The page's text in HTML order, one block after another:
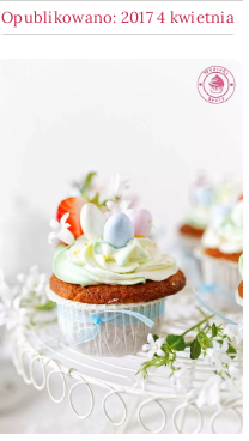
Opublikowano: 2017 4 kwietnia